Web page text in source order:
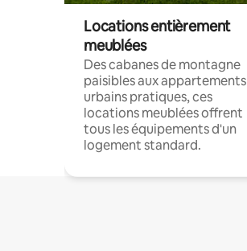
Locations entièrement
meublées
Des cabanes de montagne
paisibles aux appartements
urbains pratiques, ces
locations meublées offrent
tous les équipements d'un
logement standard.